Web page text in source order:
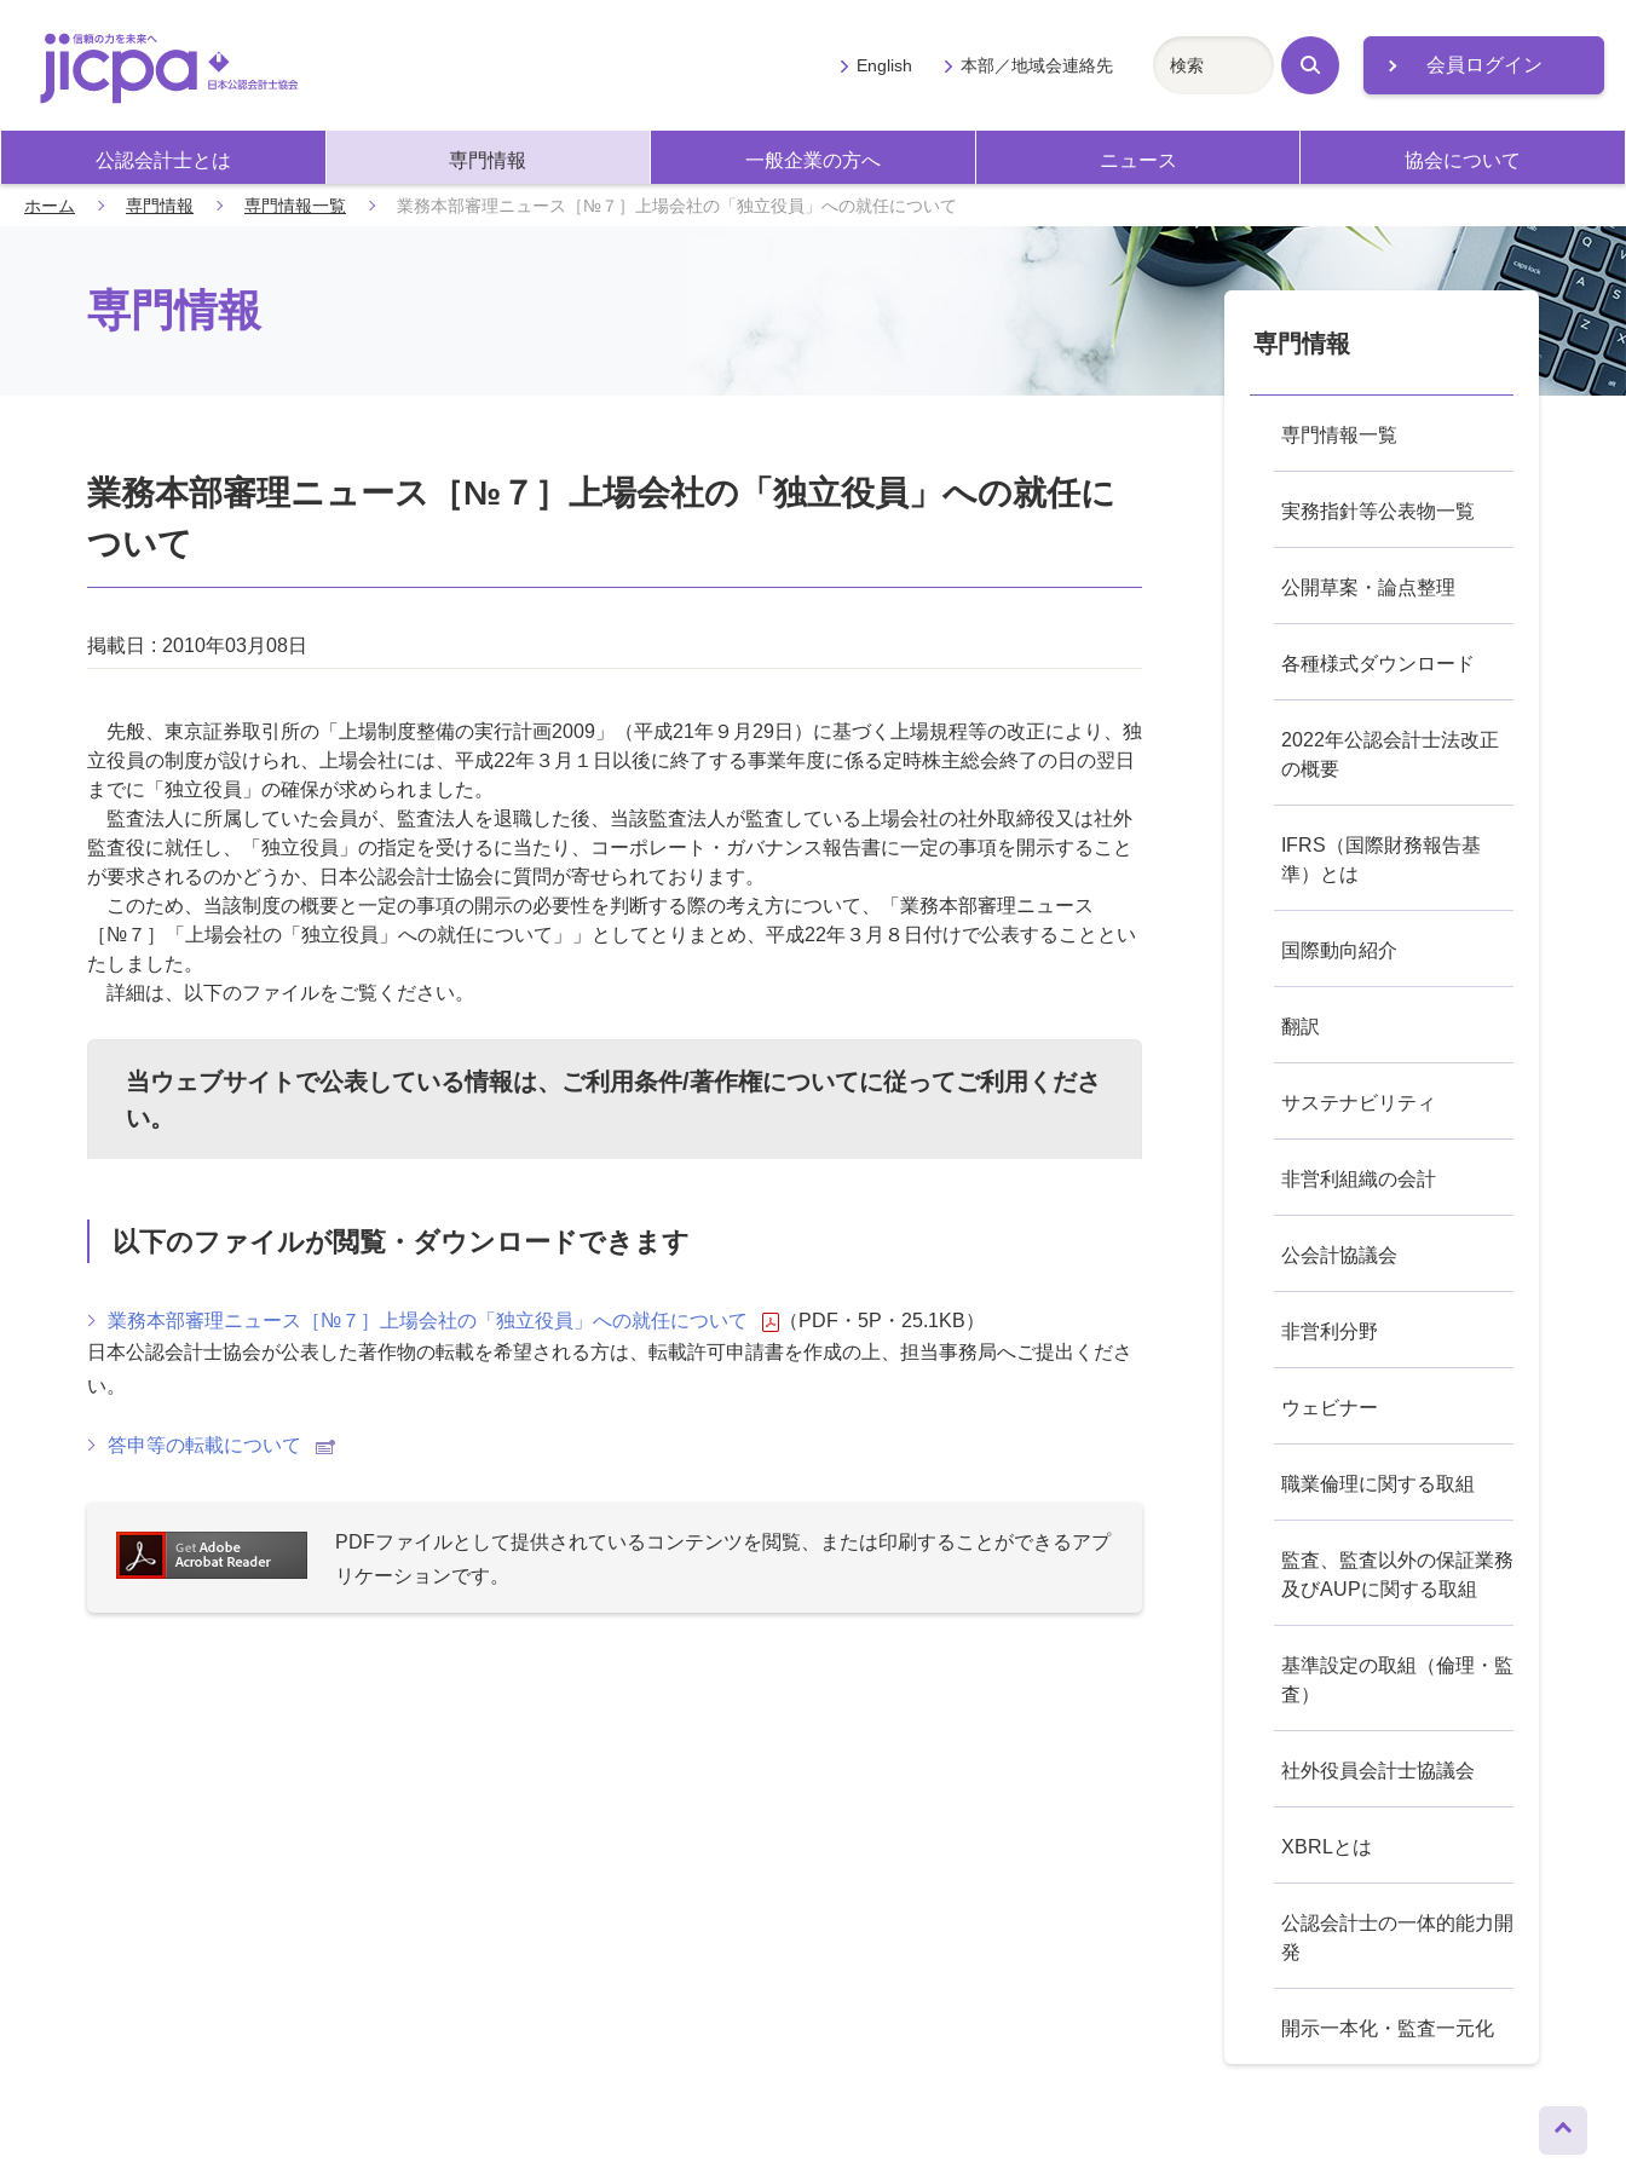
会員ログイン
公認会計士とは 専門情報 一般企業の方へ ニュース 協会について
English 本部／地域会連絡先
検
索
ホーム 専門情報 専門情報一覧 業務本部審理ニュース［№７］上場会社の「独立役員」への就任について
専門情報
業務本部審理ニュース［№７］上場会社の「独立役員」への就任に
ついて
掲載日 2010年03月08日
先般、東京証券取引所の「上場制度整備の実行計画2009」（平成21年９月29日）に基づく上場規程等の改正により、独
立役員の制度が設けられ、上場会社には、平成22年３月１日以後に終了する事業年度に係る定時株主総会終了の日の翌日
までに「独立役員」の確保が求められました。
監査法人に所属していた会員が、監査法人を退職した後、当該監査法人が監査している上場会社の社外取締役又は社外
監査役に就任し、「独立役員」の指定を受けるに当たり、コーポレート・ガバナンス報告書に一定の事項を開示すること
が要求されるのかどうか、日本公認会計士協会に質問が寄せられております。
このため、当該制度の概要と一定の事項の開示の必要性を判断する際の考え方について、「業務本部審理ニュース
［№７］「上場会社の「独立役員」への就任について」」としてとりまとめ、平成22年３月８日付けで公表することとい
たしました。
詳細は、以下のファイルをご覧ください。
当ウェブサイトで公表している情報は、 ご利用条件/著作権についてに従ってご利用くださ
い。
以下のファイルが閲覧・ダウンロードできます
業務本部審理ニュース［№７］上場会社の「独立役員」への就任について
（PDF・5P・25.1KB）
日本公認会計士協会が公表した著作物の転載を希望される方は、転載許可申請書を作成の上、担当事務局へご提出くださ
い。
答申等の転載について
PDFファイルとして提供されているコンテンツを閲覧、または印刷することができるアプ
リケーションです。
専門情報
専門情報一覧
実務指針等公表物一覧
公開草案・論点整理
各種様式ダウンロード
2022年公認会計士法改正
の概要
IFRS（国際財務報告基
準）とは
国際動向紹介
翻訳
サステナビリティ
非営利組織の会計
公会計協議会
非営利分野
ウェビナー
職業倫理に関する取組
監査、監査以外の保証業務
及びAUPに関する取組
基準設定の取組（倫理・監
査）
社外役員会計士協議会
XBRLとは
公認会計士の一体的能力開
発
開示一本化・監査一元化
ップへ